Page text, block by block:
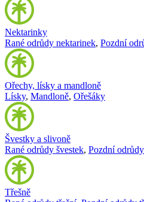
Nektarinky
Rané odrůdy nektarinek, Pozdní
Ořechy, lísky a mandloně
Lísky, Mandloně, Ořešáky
Švestky a slivoně
Rané odrůdy švestek, Pozdní
Třešně